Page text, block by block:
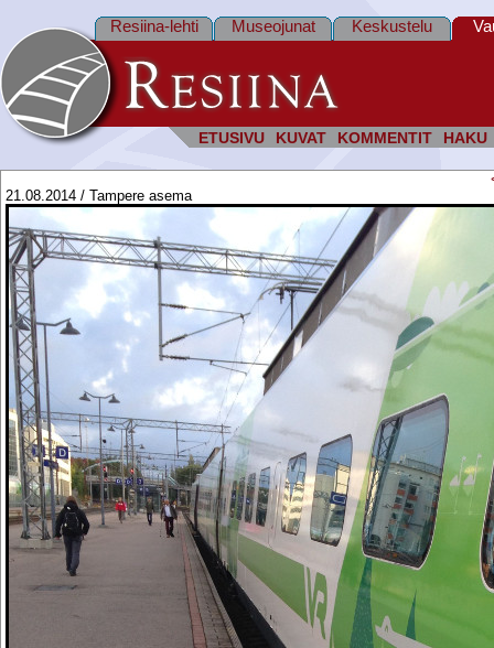
ETUSIVU KUVAT KOMMENTIT HAKU
Resiina-lehti Museojunat Keskustelu
21.08.2014 / Tampere asema